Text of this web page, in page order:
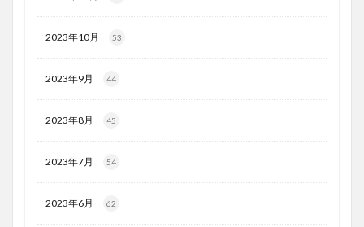
2023年10月 53
2023年9月 44
2023年8月 45
2023年7月 54
2023年6月 62